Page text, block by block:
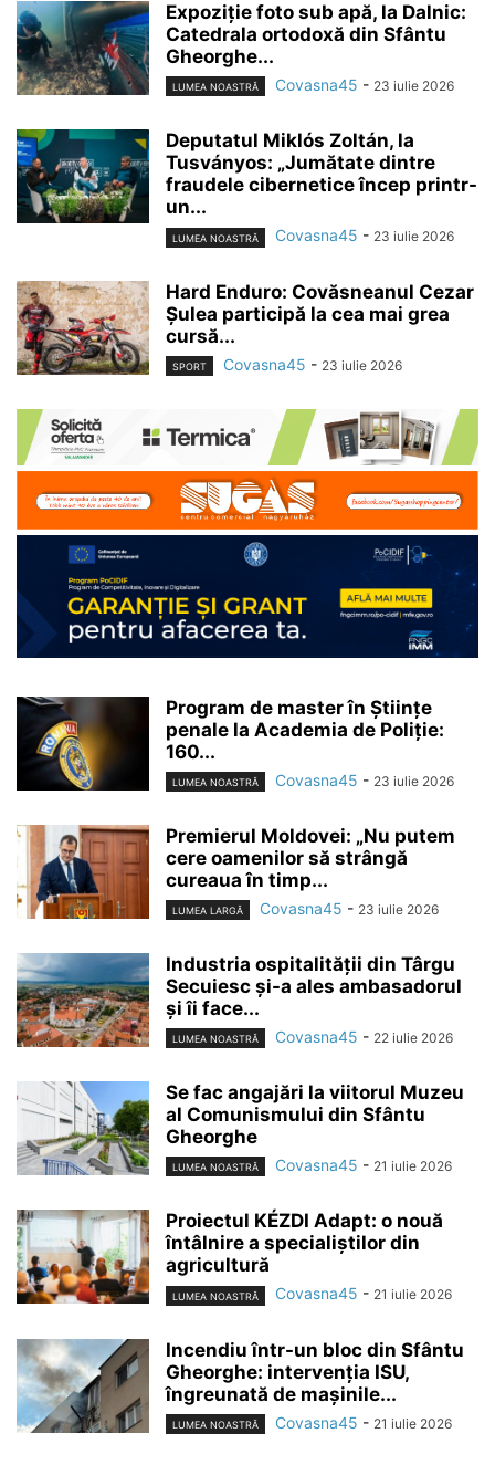
Expoziție foto sub apă, la Dalnic:
Catedrala ortodoxă din Sfântu
Gheorghe...
LUMEA NOASTRĂ Covasna45 - 23 iulie 2026
Deputatul Miklós Zoltán, la
Tusványos: „Jumătate dintre
fraudele cibernetice încep printr-
un...
LUMEA NOASTRĂ Covasna45 - 23 iulie 2026
Hard Enduro: Covăsneanul Cezar
Șulea participă la cea mai grea
cursă...
SPORT Covasna45 - 23 iulie 2026
Program de master în Științe
penale la Academia de Poliție:
160...
LUMEA NOASTRĂ Covasna45 - 23 iulie 2026
Premierul Moldovei: „Nu putem
cere oamenilor să strângă
cureaua în timp...
LUMEA LARGĂ Covasna45 - 23 iulie 2026
Industria ospitalității din Târgu
Secuiesc și-a ales ambasadorul
și îi face...
LUMEA NOASTRĂ Covasna45 - 22 iulie 2026
Se fac angajări la viitorul Muzeu
al Comunismului din Sfântu
Gheorghe
LUMEA NOASTRĂ Covasna45 - 21 iulie 2026
Proiectul KÉZDI Adapt: o nouă
întâlnire a specialiștilor din
agricultură
LUMEA NOASTRĂ Covasna45 - 21 iulie 2026
Incendiu într-un bloc din Sfântu
Gheorghe: intervenția ISU,
îngreunată de mașinile...
LUMEA NOASTRĂ Covasna45 - 21 iulie 2026